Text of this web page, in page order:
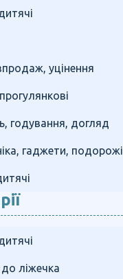
уцінення
годування, догляд
гаджети, подорожі
ліжечка